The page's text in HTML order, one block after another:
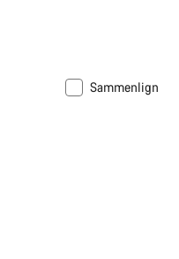
Sammenlign